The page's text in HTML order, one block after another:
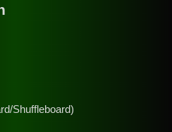
Shuffleboard)